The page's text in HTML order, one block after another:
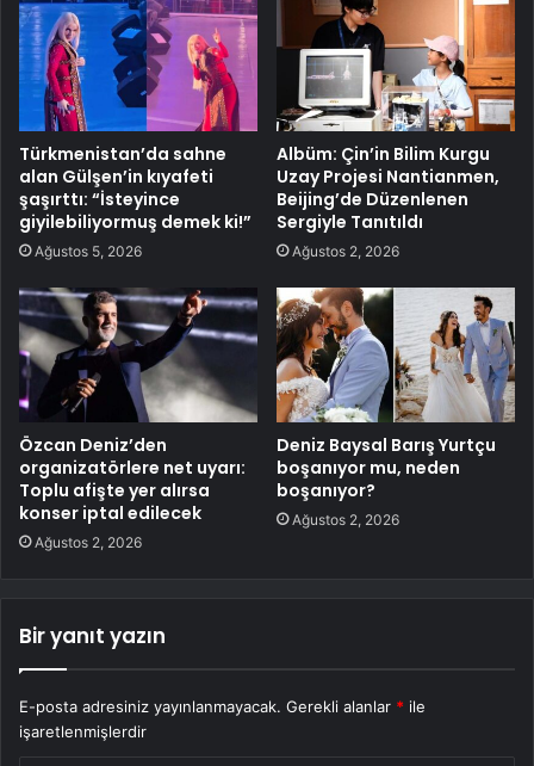
Türkmenistan’da sahne
alan Gülşen’in kıyafeti
şaşırttı: “İsteyince
giyilebiliyormuş demek ki!”
Ağustos 5, 2026
Albüm: Çin’in Bilim Kurgu
Uzay Projesi Nantianmen,
Beijing’de Düzenlenen
Sergiyle Tanıtıldı
Ağustos 2, 2026
Özcan Deniz’den
organizatörlere net uyarı:
Toplu afişte yer alırsa
konser iptal edilecek
Ağustos 2, 2026
Deniz Baysal Barış Yurtçu
boşanıyor mu, neden
boşanıyor?
Ağustos 2, 2026
Bir yanıt yazın
E-posta adresiniz yayınlanmayacak. Gerekli alanlar * ile
işaretlenmişlerdir